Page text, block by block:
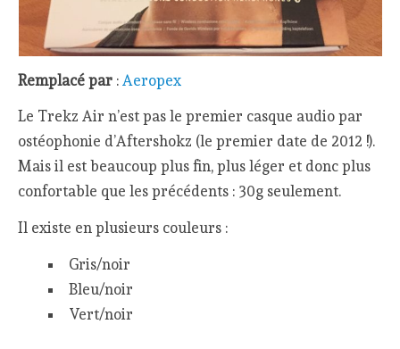
Remplacé par : Aeropex
Le Trekz Air n’est pas le premier casque audio par
ostéophonie d’Aftershokz (le premier date de 2012 !).
Mais il est beaucoup plus fin, plus léger et donc plus
confortable que les précédents : 30g seulement.
Il existe en plusieurs couleurs :
Gris/noir
Bleu/noir
Vert/noir